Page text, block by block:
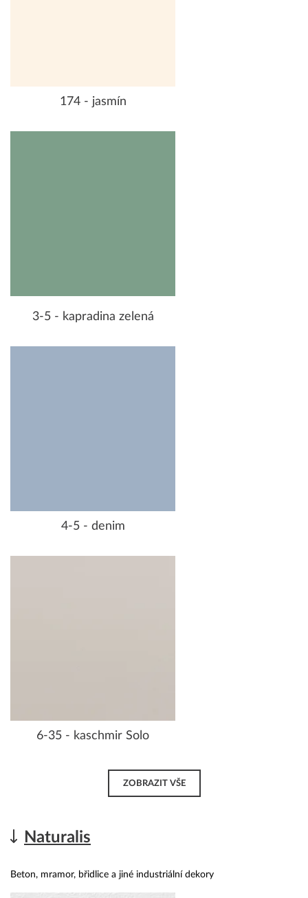
174 - jasmín
3-5 - kapradina zelená
4-5 - denim
6-35 - kaschmir Solo
ZOBRAZIT VŠE
Naturalis
Beton, mramor, břidlice a jiné industriální dekory